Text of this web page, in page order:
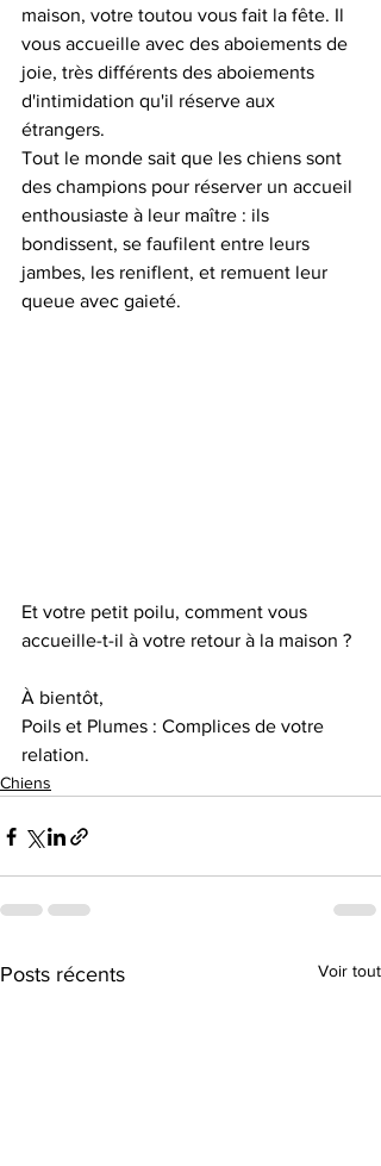
maison, votre toutou vous fait la fête. Il
vous accueille avec des aboiements de
joie, très différents des aboiements
d'intimidation qu'il réserve aux
étrangers.
Tout le monde sait que les chiens sont
des champions pour réserver un accueil
enthousiaste à leur maître : ils
bondissent, se faufilent entre leurs
jambes, les reniflent, et remuent leur
queue avec gaieté.
Et votre petit poilu, comment vous
accueille-t-il à votre retour à la maison ?
À bientôt,
Poils et Plumes : Complices de votre
relation.
Chiens
Posts récents Voir tout